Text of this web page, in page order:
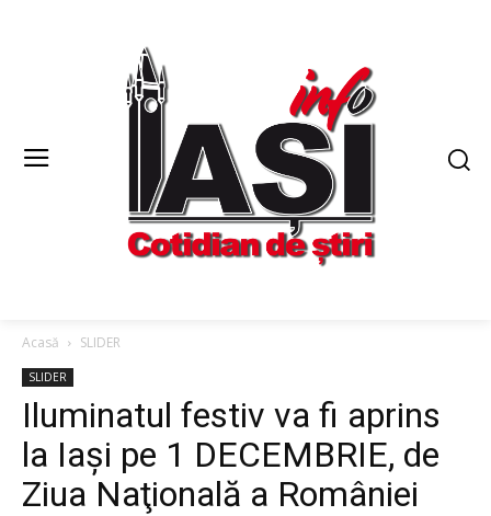
Acasă SLIDER
SLIDER
Iluminatul festiv va fi aprins
la Iași pe 1 DECEMBRIE, de
Ziua Naţională a României